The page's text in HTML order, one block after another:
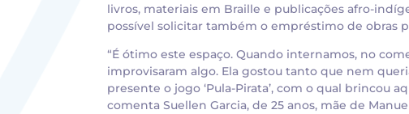
livros, materiais em Braille e publicações afro-
possível solicitar também o empréstimo de obras
“É ótimo este espaço. Quando internamos, no
improvisaram algo. Ela gostou tanto que nem
presente o jogo ‘Pula-Pirata’, com o qual brincou
comenta Suellen Garcia, de 25 anos, mãe de